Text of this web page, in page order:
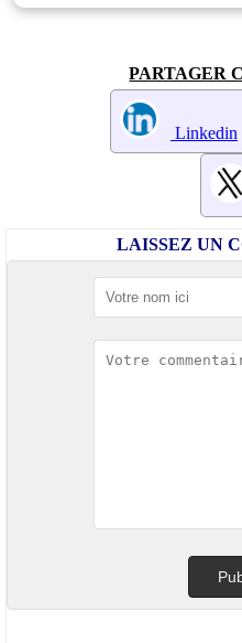
PARTAGER
Linkedin
LAISSEZ UN